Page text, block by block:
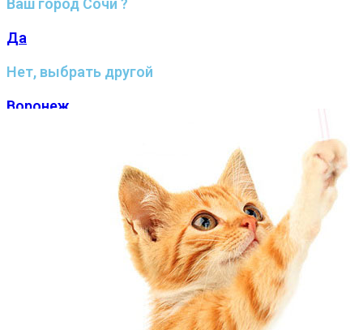
Ваш город Сочи ?
Да
Нет, выбрать другой
Воронеж